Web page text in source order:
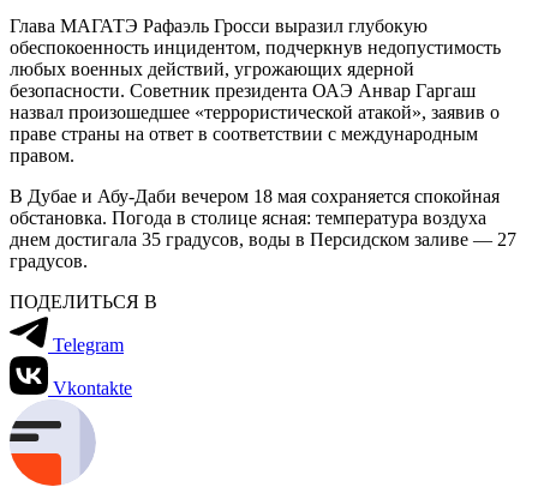
Глава МАГАТЭ Рафаэль Гросси выразил глубокую
обеспокоенность инцидентом, подчеркнув недопустимость
любых военных действий, угрожающих ядерной
безопасности. Советник президента ОАЭ Анвар Гаргаш
назвал произошедшее «террористической атакой», заявив о
праве страны на ответ в соответствии с международным
правом.
В Дубае и Абу-Даби вечером 18 мая сохраняется спокойная
обстановка. Погода в столице ясная: температура воздуха
днем достигала 35 градусов, воды в Персидском заливе — 27
градусов.
ПОДЕЛИТЬСЯ В
Telegram
Vkontakte